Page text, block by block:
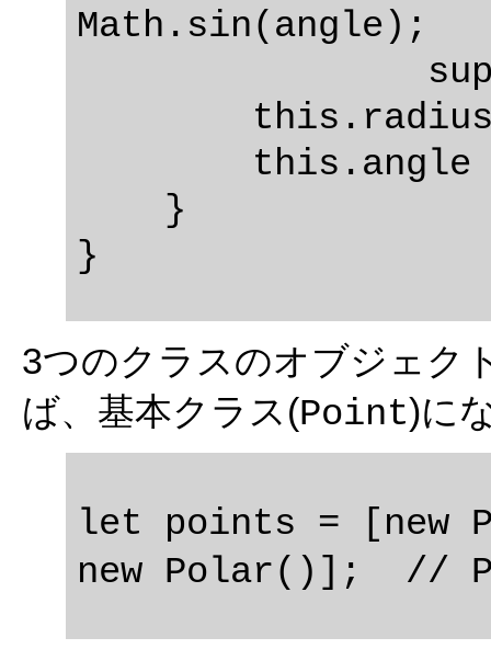
Math.sin(angle);
3つのクラスのオブジェク
ば、基本クラス(Point)に
let points = [new